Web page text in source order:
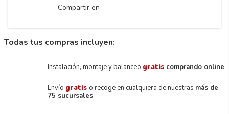
Compartir en
Todas tus compras incluyen:
Instalación, montaje y balanceo gratis comprando online
Envío gratis o recoge en cualquiera de nuestras más de
75 sucursales